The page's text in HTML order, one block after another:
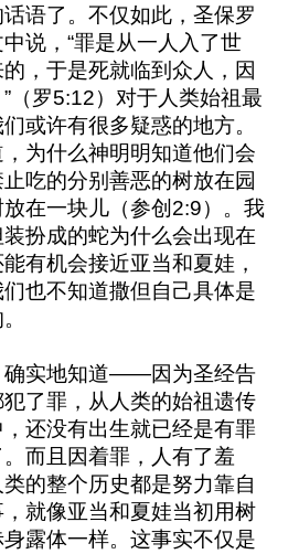
语了。不仅如此，圣保罗
说，“罪是从一人入了世
，于是死就临到众人，因
（罗5:12）对于人类始祖最
或许有很多疑惑的地方。
为什么神明明知道他们会
吃的分别善恶的树放在园
在一块儿（参创 2:9）。我
扮成的蛇为什么会出现在
有机会接近亚当和夏娃，
也不知道撒但自己具体是
确实地知道——因为圣经告
了罪，从人类的始祖遗传
还没有出生就已经是有罪
而且因着罪，人有了羞
的整个历史都是努力靠自
就像亚当和夏娃当初用树
露体一样。这事实不仅是